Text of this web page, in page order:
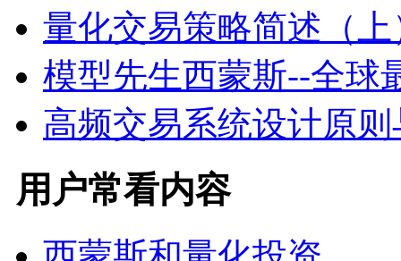
量化交易策略简述（上
模型先生西蒙斯--全
高频交易系统设计原
用户常看内容